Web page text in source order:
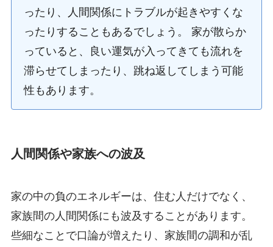
ったり、人間関係にトラブルが起きやすくな
ったりすることもあるでしょう。 家が散らか
っていると、良い運気が入ってきても流れを
滞らせてしまったり、跳ね返してしまう可能
性もあります。
人間関係や家族への波及
家の中の負のエネルギーは、住む人だけでなく、
家族間の人間関係にも波及することがあります。
些細なことで口論が増えたり、家族間の調和が乱